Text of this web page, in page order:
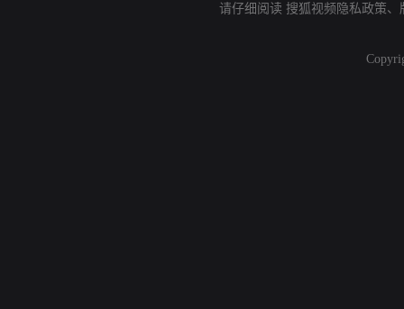
请仔细阅读 搜狐视频隐私政策、